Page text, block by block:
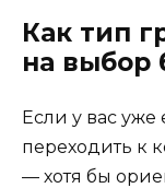
Как тип
на выбор
Если у вас уже
переходить к
— хотя бы